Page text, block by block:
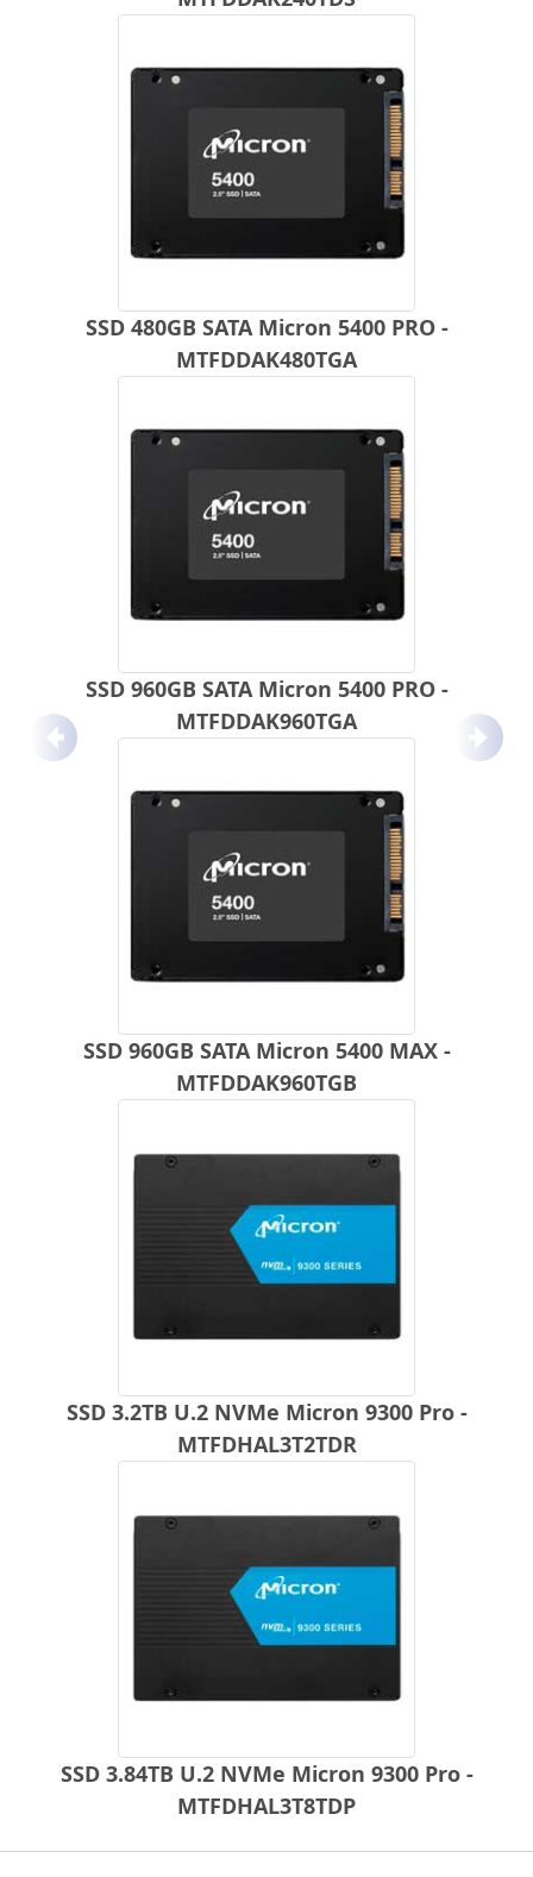
SSD 480GB SATA Micron 5400 PRO -
MTFDDAK480TGA
SSD 960GB SATA Micron 5400 PRO -
MTFDDAK960TGA
SSD 960GB SATA Micron 5400 MAX -
MTFDDAK960TGB
SSD 3.2TB U.2 NVMe Micron 9300 Pro -
MTFDHAL3T2TDR
SSD 3.84TB U.2 NVMe Micron 9300 Pro -
MTFDHAL3T8TDP
Anterior